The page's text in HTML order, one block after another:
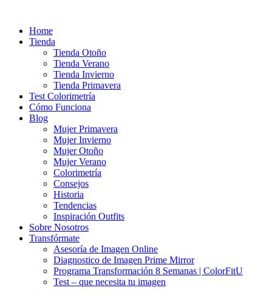
contenidoHome
Tienda
Tienda Otoño
Tienda Verano
Tienda Invierno
Tienda Primavera
Test Colorimetría
Cómo Funciona
Blog
Mujer Primavera
Mujer Invierno
Mujer Otoño
Mujer Verano
Colorimetría
Consejos
Historia
Tendencias
Inspiración Outfits
Sobre Nosotros
Transfórmate
Asesoría de Imagen Online
Diagnostico de Imagen Prime Mirror
Programa Transformación 8 Semanas | ColorFitU
Test – que necesita tu imagen